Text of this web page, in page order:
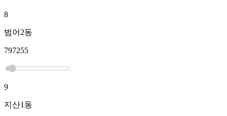
8
범어2동
797255
9
지산1동